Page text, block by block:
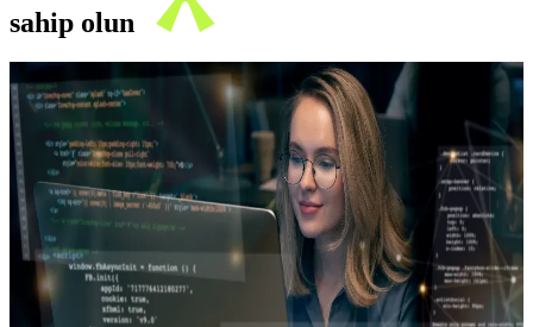
sahip olun